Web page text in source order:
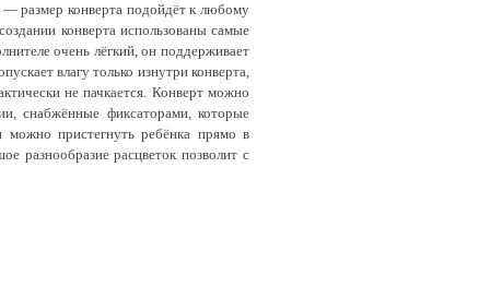
— размер конверта подойдёт к любому
конверта использованы самые
очень лёгкий, он поддерживает
влагу только изнутри конверта,
не пачкается. Конверт можно
снабжённые фиксаторами, которые
можно пристегнуть ребёнка прямо в
разнообразие расцветок позволит с